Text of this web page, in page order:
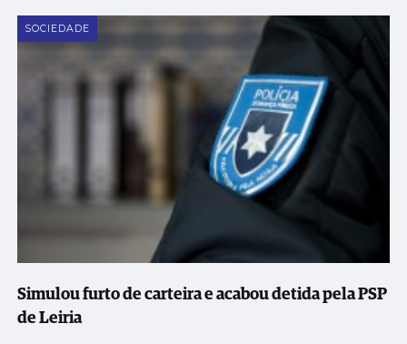
SOCIEDADE
Simulou furto de carteira e acabou detida pela PSP
de Leiria